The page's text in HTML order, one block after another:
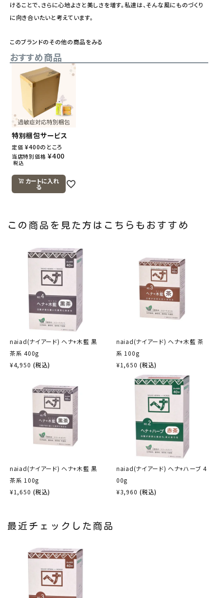
けることで、さらに心地よさと美しさを増す。私達は、そんな風にものづくり
に向き合いたいと考えています。
このブランドのその他の商品をみる
おすすめ商品
特別梱包サービス
定価 ¥400のところ
当店特別価格 ¥400
税込
カートに入れ
る
この商品を見た方はこちらもおすすめ
naiad(ナイアード) ヘナ+木藍 黒
茶系 400g
¥4,950 (税込)
naiad(ナイアード) ヘナ+木藍 茶
系 100g
¥1,650 (税込)
naiad(ナイアード) ヘナ+木藍 黒
茶系 100g
¥1,650 (税込)
naiad(ナイアード) ヘナ+ハーブ 4
00g
¥3,960 (税込)
最近チェックした商品